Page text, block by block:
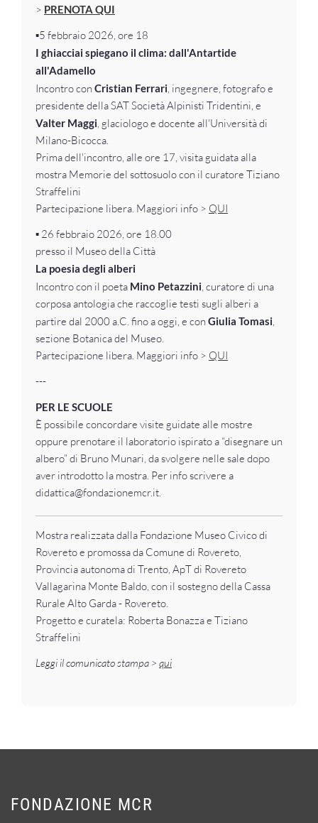
> PRENOTA QUI
▪️5 febbraio 2026, ore 18
I ghiacciai spiegano il clima: dall'Antartide
all'Adamello
Incontro con Cristian Ferrari, ingegnere, fotografo e
presidente della SAT Società Alpinisti Tridentini, e
Valter Maggi, glaciologo e docente all'Università di
Milano-Bicocca.
Prima dell'incontro, alle ore 17, visita guidata alla
mostra Memorie del sottosuolo con il curatore Tiziano
Straffelini
Partecipazione libera. Maggiori info > QUI
▪️ 26 febbraio 2026, ore 18.00
presso il Museo della Città
La poesia degli alberi
Incontro con il poeta Mino Petazzini, curatore di una
corposa antologia che raccoglie testi sugli alberi a
partire dal 2000 a.C. fino a oggi, e con Giulia Tomasi,
sezione Botanica del Museo.
Partecipazione libera. Maggiori info > QUI
---
PER LE SCUOLE
È possibile concordare visite guidate alle mostre
oppure prenotare il laboratorio ispirato a “disegnare un
albero” di Bruno Munari, da svolgere nelle sale dopo
aver introdotto la mostra. Per info scrivere a
didattica@fondazionemcr.it.
Mostra realizzata dalla Fondazione Museo Civico di
Rovereto e promossa da Comune di Rovereto,
Provincia autonoma di Trento, ApT di Rovereto
Vallagarina Monte Baldo, con il sostegno della Cassa
Rurale Alto Garda - Rovereto.
Progetto e curatela: Roberta Bonazza e Tiziano
Straffelini
Leggi il comunicato stampa > qui
FONDAZIONE MCR